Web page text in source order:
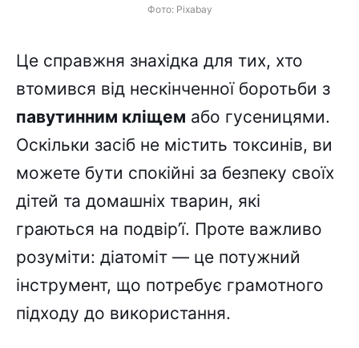
Фото: Pixabay
Це справжня знахідка для тих, хто
втомився від нескінченної боротьби з
павутинним кліщем або гусеницями.
Оскільки засіб не містить токсинів, ви
можете бути спокійні за безпеку своїх
дітей та домашніх тварин, які
граються на подвір’ї. Проте важливо
розуміти: діатоміт — це потужний
інструмент, що потребує грамотного
підходу до використання.